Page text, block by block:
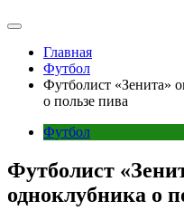
Главная
Футбол
Футболист «Зенита»
о пользе пива
Футбол
Футболист
одноклубника о